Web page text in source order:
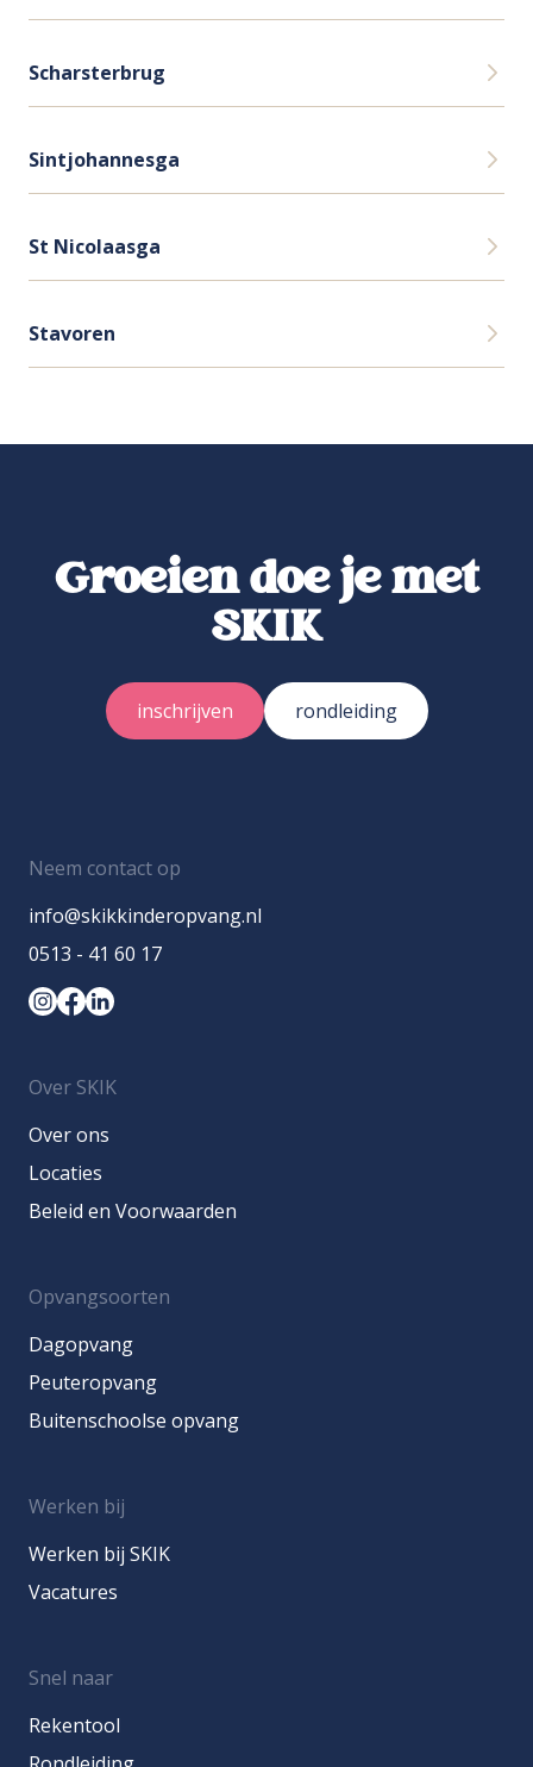
Scharsterbrug
Sintjohannesga
St Nicolaasga
Stavoren
Groeien doe je met
SKIK
inschrijven rondleiding
Neem contact op
info@skikkinderopvang.nl
0513 - 41 60 17
Over SKIK
Over ons
Locaties
Beleid en Voorwaarden
Opvangsoorten
Dagopvang
Peuteropvang
Buitenschoolse opvang
Werken bij
Werken bij SKIK
Vacatures
Snel naar
Rekentool